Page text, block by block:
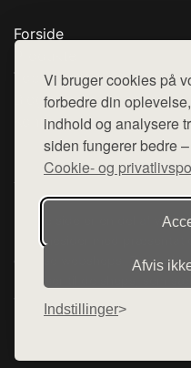
Vi bruger cookies på
forbedre din
indhold og analysere
siden fungerer bedre
Cookie- og
Afvis
Indstillinger
Forside
Top Rabatter
Blog
Kontakt
Denne side er en del af
hjemmesider med
diverse webshops. Der
varerne på lager.